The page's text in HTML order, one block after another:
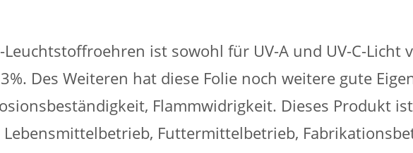
ist sowohl für UV-A und UV-C-Licht
Des Weiteren hat diese Folie noch weitere gute
Flammwidrigkeit. Dieses Produkt
Lebensmittelbetrieb, Futtermittelbetrieb,